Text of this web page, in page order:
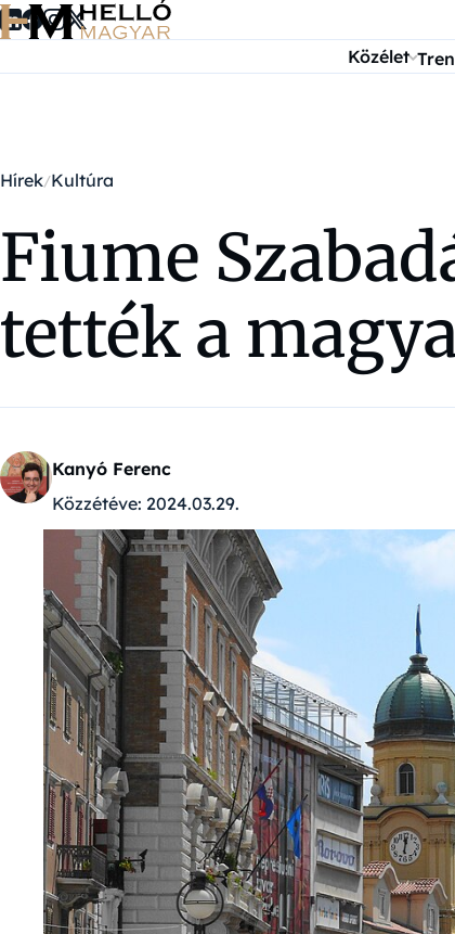
Ugrás a tartalomra
Közélet
Hírek Kultúra
Fiume
tették a
Kanyó Ferenc
Közzétéve: 2024.03.29.